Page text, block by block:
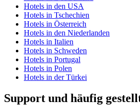
Hotels in den USA
Hotels in Tschechien
Hotels in Österreich
Hotels in den Niederlanden
Hotels in Italien
Hotels in Schweden
Hotels in Portugal
Hotels in Polen
Hotels in der Türkei
Support und häufig